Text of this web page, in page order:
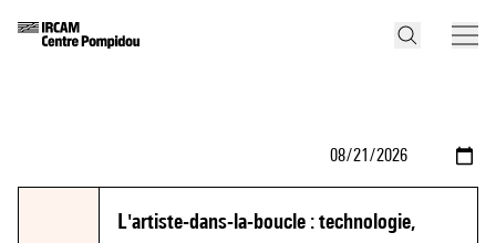
L'artiste-dans-la-boucle : technologie,